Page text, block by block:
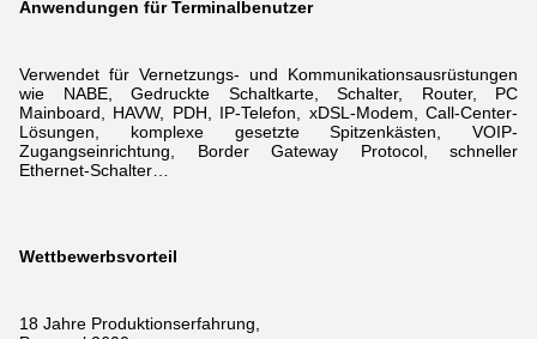
Anwendungen für Terminalbenutzer
Verwendet für Vernetzungs- und Kommunikationsausrüstungen
wie NABE, Gedruckte Schaltkarte, Schalter, Router, PC
Mainboard, HAVW, PDH, IP-Telefon, xDSL-Modem,
Call-Center-
Lösungen, komplexe gesetzte Spitzenkästen, VOIP-
Zugangseinrichtung, Border Gateway Protocol, schneller
Ethernet-Schalter…
Wettbewerbsvorteil
18 Jahre Produktionserfahrung,